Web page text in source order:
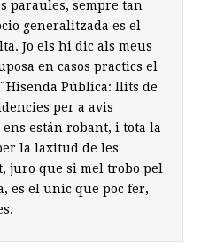
paraules, sempre tan
generalitzada es el
Jo els hi dic als meus
en casos practics el
Pública: llits de
per a avis
están robant, i tota la
la laxitud de les
juro que si mel trobo pel
es el unic que poc fer,